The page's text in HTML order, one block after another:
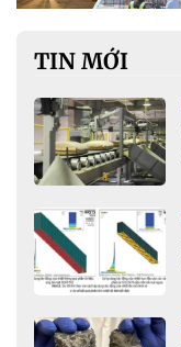
TIN MỚI